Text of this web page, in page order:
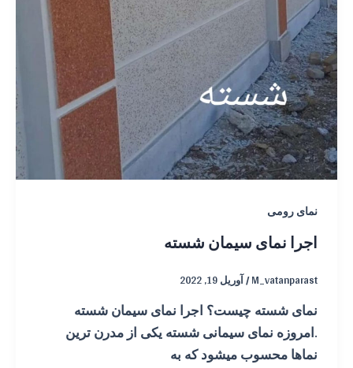
نمای رومی
اجرا نمای سیمان شسته
M_vatanparast
/آوریل 19, 2022
نمای شسته چیست؟ اجرا نمای سیمان شسته
.امروزه نمای سیمانی شسته یکی از مدرن ترین
نماها محسوب میشود که به